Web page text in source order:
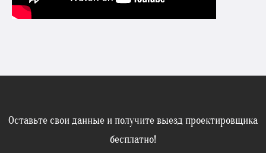
Оставьте свои данные и получите выезд проектировщика
бесплатно!